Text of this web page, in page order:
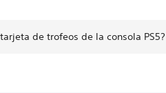
de trofeos de la consola PS5?